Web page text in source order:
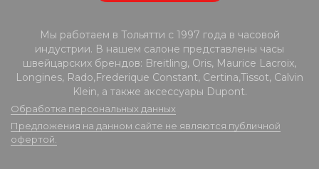
Мы работаем в Тольятти с 1997 года в часовой
индустрии. В нашем салоне представлены часы
швейцарских брендов: Breitling, Oris, Maurice Lacroix,
Longines, Rado,Frederique Constant, Certina,Tissot, Calvin
Klein, а также аксессуары Dupont.
Обработка персональных данных
Предложения на данном сайте не являются публичной
офертой.